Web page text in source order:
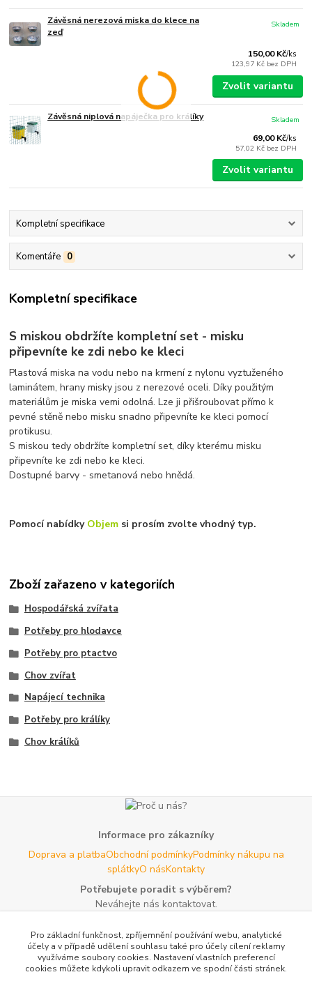
Závěsná nerezová miska do klece na
zeď
150,00 Kč/ks
123,97 Kč bez DPH
Skladem
Zvolit variantu
Závěsná niplová napáječka pro králíky
69,00 Kč/ks
57,02 Kč bez DPH
Skladem
Zvolit variantu
Kompletní specifikace
Komentáře 0
Kompletní specifikace
S miskou obdržíte kompletní set - misku
připevníte ke zdi nebo ke kleci
Plastová miska na vodu nebo na krmení z nylonu vyztuženého
laminátem, hrany misky jsou z nerezové oceli. Díky použitým
materiálům je miska vemi odolná. Lze ji přišroubovat přímo k
pevné stěně nebo misku snadno připevníte ke kleci pomocí
protikusu.
S miskou tedy obdržíte kompletní set, díky kterému misku
připevníte ke zdi nebo ke kleci.
Dostupné barvy - smetanová nebo hnědá.
Pomocí nabídky Objem si prosím zvolte vhodný typ.
Zboží zařazeno v kategoriích
Hospodářská zvířata
Potřeby pro hlodavce
Potřeby pro ptactvo
Chov zvířat
Napájecí technika
Potřeby pro králíky
Chov králíků
Informace pro zákazníky
Doprava a platbaObchodní podmínkyPodmínky nákupu na
splátkyO násKontakty
Potřebujete poradit s výběrem?
Neváhejte nás kontaktovat.
Email:info@agroczechia.cz- kdykoliv
Užitečné informace
Pro základní funkčnost, zpříjemnění používání webu, analytické
účely a v případě udělení souhlasu také pro účely cílení reklamy
využíváme soubory cookies. Nastavení vlastních preferencí
cookies můžete kdykoli upravit odkazem ve spodní části stránek.